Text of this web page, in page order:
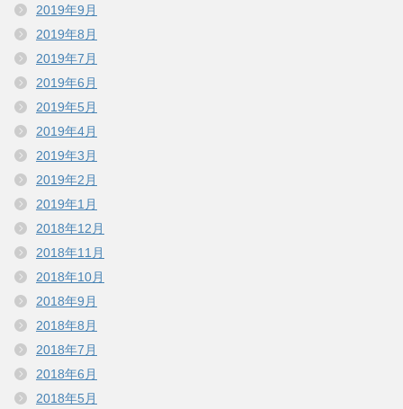
2019年9月
2019年8月
2019年7月
2019年6月
2019年5月
2019年4月
2019年3月
2019年2月
2019年1月
2018年12月
2018年11月
2018年10月
2018年9月
2018年8月
2018年7月
2018年6月
2018年5月